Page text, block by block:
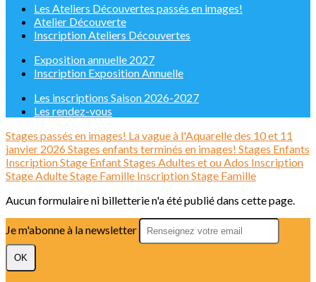
Les Ateliers Découvertes passés en images!
Atelier Découverte
Inscription Ateliers Découvertes
Exposition annuelle 2027
Inscription Exposition Annuelle
Les inscriptions Saison 2026-2027
Les rendez-vous
Stages passés en images! La vague à l'Aquarelle des 10 et 11
janvier 2026Stages enfants terminés en images! Stages Enfants
Inscription Stage EnfantStages Adultes et ou Ados Inscription
Stage AdulteStage Famille Inscription Stage Famille
Aucun formulaire ni billetterie n'a été publié dans cette page.
Je m'abonne à la newsletter
OK